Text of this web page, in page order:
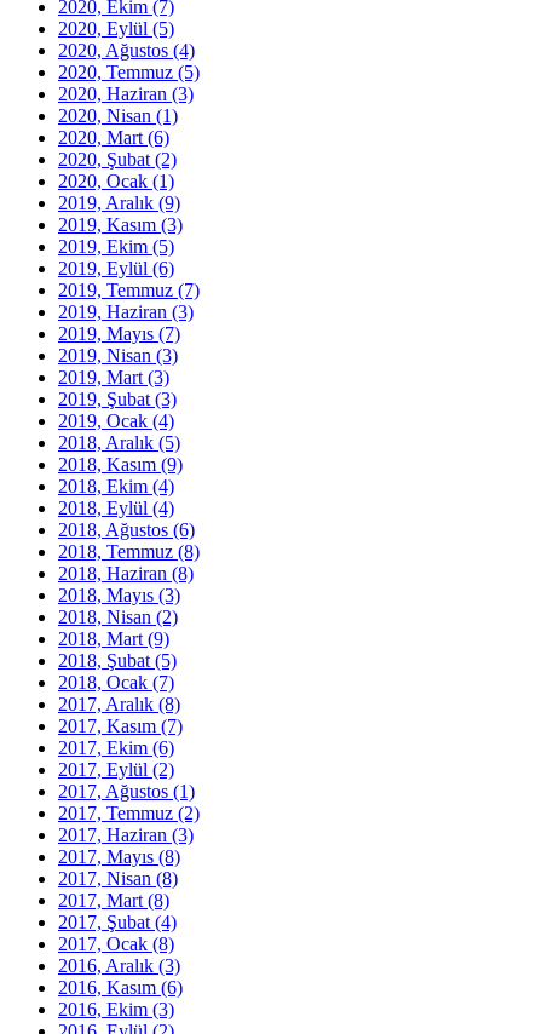
2020, Ekim (7)
2020, Eylül (5)
2020, Ağustos (4)
2020, Temmuz (5)
2020, Haziran (3)
2020, Nisan (1)
2020, Mart (6)
2020, Şubat (2)
2020, Ocak (1)
2019, Aralık (9)
2019, Kasım (3)
2019, Ekim (5)
2019, Eylül (6)
2019, Temmuz (7)
2019, Haziran (3)
2019, Mayıs (7)
2019, Nisan (3)
2019, Mart (3)
2019, Şubat (3)
2019, Ocak (4)
2018, Aralık (5)
2018, Kasım (9)
2018, Ekim (4)
2018, Eylül (4)
2018, Ağustos (6)
2018, Temmuz (8)
2018, Haziran (8)
2018, Mayıs (3)
2018, Nisan (2)
2018, Mart (9)
2018, Şubat (5)
2018, Ocak (7)
2017, Aralık (8)
2017, Kasım (7)
2017, Ekim (6)
2017, Eylül (2)
2017, Ağustos (1)
2017, Temmuz (2)
2017, Haziran (3)
2017, Mayıs (8)
2017, Nisan (8)
2017, Mart (8)
2017, Şubat (4)
2017, Ocak (8)
2016, Aralık (3)
2016, Kasım (6)
2016, Ekim (3)